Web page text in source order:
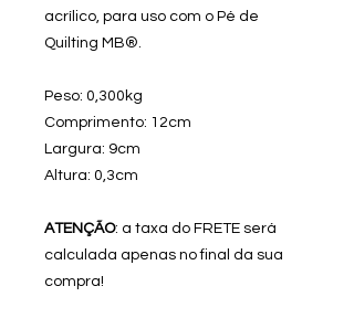
acrílico, para uso com o Pé de
Quilting MB®.
Peso: 0,300kg
Comprimento: 12cm
Largura: 9cm
Altura: 0,3cm
ATENÇÃO: a taxa do FRETE será
calculada apenas no final da sua
compra!